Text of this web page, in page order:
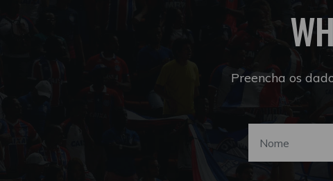
Preencha os